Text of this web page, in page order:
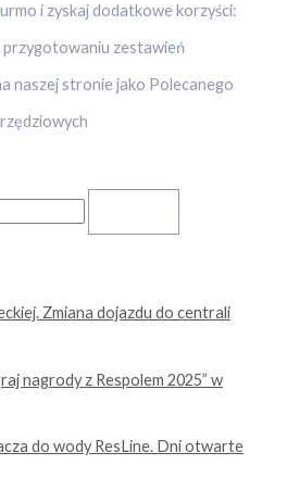
i zyskaj dodatkowe korzyści:
zestawień
naszej stronie jako Polecanego
Zmiana dojazdu do centrali
nagrody z Respolem 2025” w
do wody ResLine. Dni otwarte